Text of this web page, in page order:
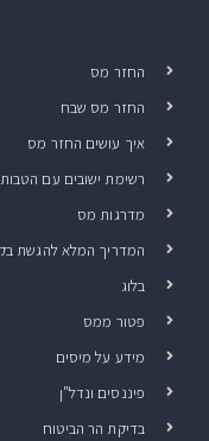
החזר מס
החזר מס שבח
איך עושים החזר מס
רשימת ישובים עם
מדרגות מס
המדריך המלא להגשת
בלוג
פטור ממס
מידע על מיסים
פיננסים ונדל"ן
בדיקת הר הביטוח